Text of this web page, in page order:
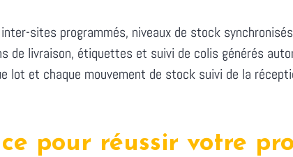
sites programmés, niveaux de stock
de livraison, étiquettes et suivi de colis générés
lot et chaque mouvement de stock suivi de la
pour réussir votre